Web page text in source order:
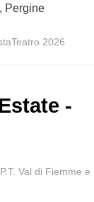
Pergine
2026
-
Val di Fiemme e